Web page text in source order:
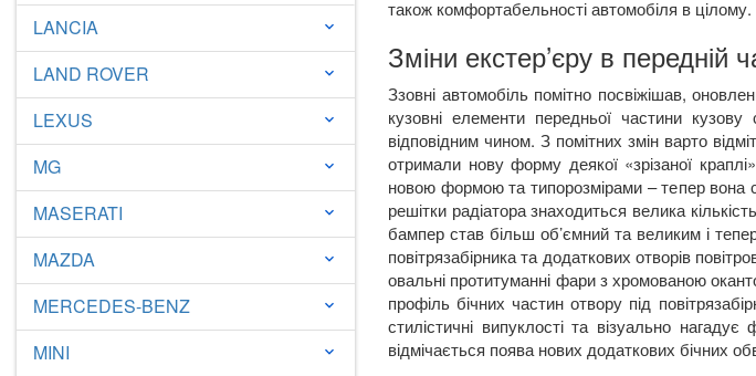
LANCIA keyboard_arrow_down
LAND ROVER keyboard_arrow_down
LEXUS keyboard_arrow_down
MG keyboard_arrow_down
MASERATI keyboard_arrow_down
MAZDA keyboard_arrow_down
MERCEDES-BENZ keyboard_arrow_down
MINI keyboard_arrow_down
також комфортабельності автомобіля в цілому.
Зміни екстер’єру в передній
Ззовні автомобіль помітно посвіжішав,
кузовні елементи передньої частини
відповідним чином. З помітних змін варто
отримали нову форму деякої «зрізаної
новою формою та типорозмірами – тепер вона
решітки радіатора знаходиться велика
бампер став більш об’ємний та великим і
повітрязабірника та додаткових отворів
овальні протитуманні фари з хромованою
профіль бічних частин отвору під
стилістичні випуклості та візуально
відмічається поява нових додаткових бічних